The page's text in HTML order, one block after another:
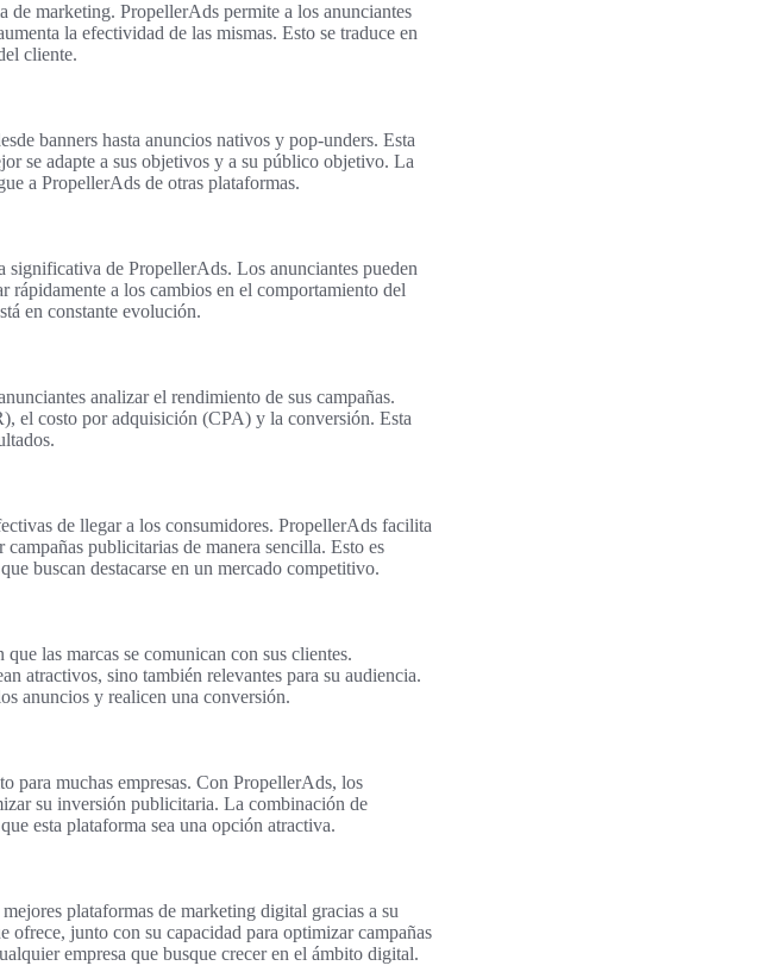
de marketing. PropellerAds permite a los anunciantes
la efectividad de las mismas. Esto se traduce en
cliente.
banners hasta anuncios nativos y pop-unders. Esta
se adapte a sus objetivos y a su público objetivo. La
a PropellerAds de otras plataformas.
significativa de PropellerAds. Los anunciantes pueden
rápidamente a los cambios en el comportamiento del
en constante evolución.
analizar el rendimiento de sus campañas.
el costo por adquisición (CPA) y la conversión. Esta
de llegar a los consumidores. PropellerAds facilita
publicitarias de manera sencilla. Esto es
buscan destacarse en un mercado competitivo.
las marcas se comunican con sus clientes.
atractivos, sino también relevantes para su audiencia.
anuncios y realicen una conversión.
para muchas empresas. Con PropellerAds, los
su inversión publicitaria. La combinación de
esta plataforma sea una opción atractiva.
plataformas de marketing digital gracias a su
junto con su capacidad para optimizar campañas
empresa que busque crecer en el ámbito digital.